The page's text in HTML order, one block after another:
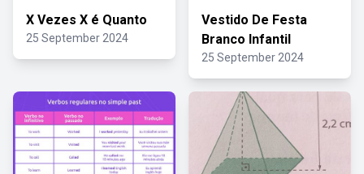
X Vezes X é Quanto
25 September 2024
Vestido De Festa
Branco Infantil
25 September 2024